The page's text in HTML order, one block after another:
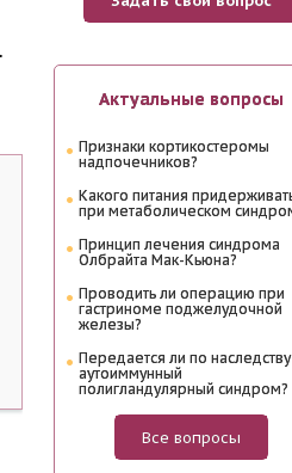
Актуальные вопросы
Признаки кортикостеромы
надпочечников?
Какого питания
при метаболическом
Принцип лечения синдрома
Олбрайта Мак-Кьюна?
Проводить ли операцию при
гастриноме поджелудочной
железы?
Передается ли по наследству
аутоиммунный
полигландулярный синдром?
Все вопросы